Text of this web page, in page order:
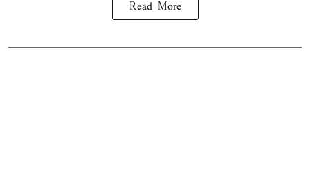
Read More